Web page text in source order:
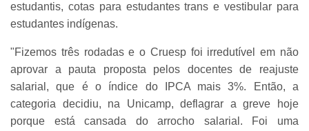
estudantis, cotas para estudantes trans e vestibular para
estudantes indígenas.
"Fizemos três rodadas e o Cruesp foi irredutível em não
aprovar a pauta proposta pelos docentes de reajuste
salarial, que é o índice do IPCA mais 3%. Então, a
categoria decidiu, na Unicamp, deflagrar a greve hoje
porque está cansada do arrocho salarial. Foi uma